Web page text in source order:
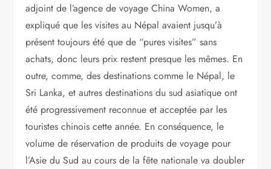
adjoint de l’agence de voyage China Women, a
expliqué que les visites au Népal avaient jusqu’à
présent toujours été que de “pures visites” sans
achats, donc leurs prix restent presque les mêmes. En
outre, comme, des destinations comme le Népal, le
Sri Lanka, et autres destinations du sud asiatique ont
été progressivement reconnue et acceptée par les
touristes chinois cette année. En conséquence, le
volume de réservation de produits de voyage pour
l’Asie du Sud au cours de la fête nationale va doubler